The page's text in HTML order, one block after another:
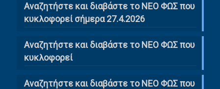
Αναζητήστε και διαβάστε το ΝΕΟ ΦΩΣ που
κυκλοφορεί σήμερα 27.4.2026
Αναζητήστε και διαβάστε το ΝΕΟ ΦΩΣ που
κυκλοφορεί
Αναζητήστε και διαβάστε το ΝΕΟ ΦΩΣ που